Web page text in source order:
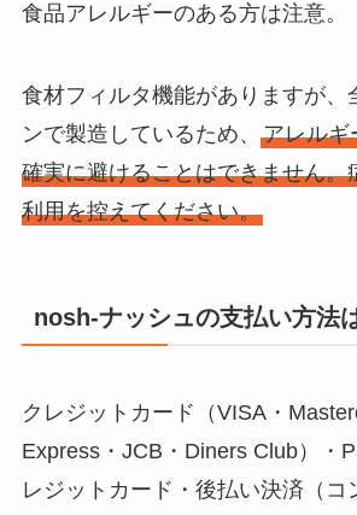
食品アレルギーのある方は注意。
食材フィルタ機能がありますが、
ンで製造しているため、 アレルギ
確実に避けることはできません。
利用を控えてください。
nosh-ナッシュの支払い方法
クレジットカード（VISA・
Express・JCB・Diners Club）・
レジットカード・後払い決済（コ